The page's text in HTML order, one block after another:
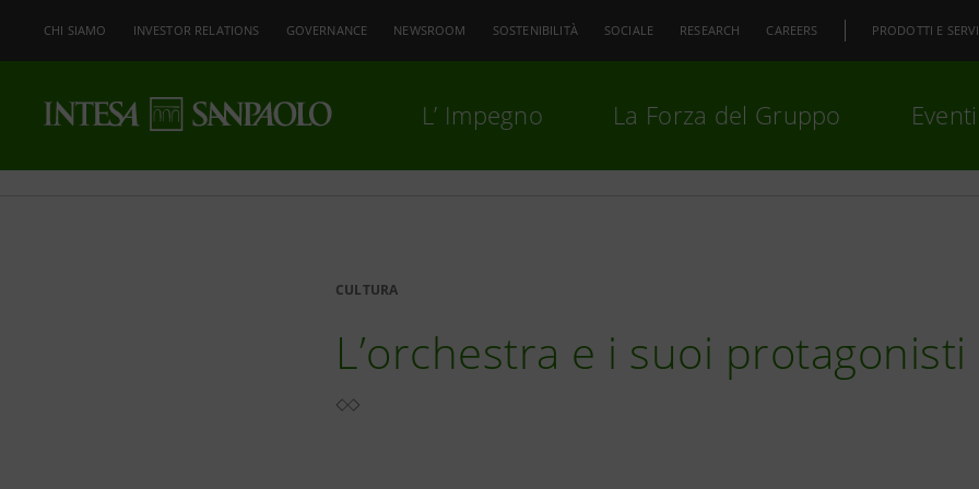
CHI SIAMO INVESTOR RELATIONS GOVERNANCE NEWSROOM SOSTENIBILITÀ SOCIALE RESEARCH CAREERS PRODOTTI E
L’ Impegno La Forza del Gruppo
CULTURA
L’orchestra e i suoi protagonisti